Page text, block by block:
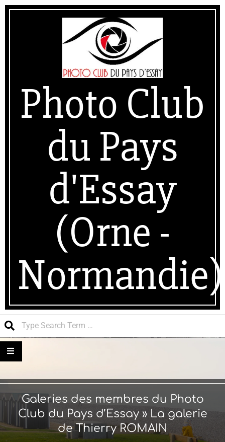
Skip
Secondary
Photo Club
du Pays
d'Essay
(Orne -
Normandie)
Galeries des membres du Photo
Club du Pays d’Essay » La galerie
de Thierry ROMAIN